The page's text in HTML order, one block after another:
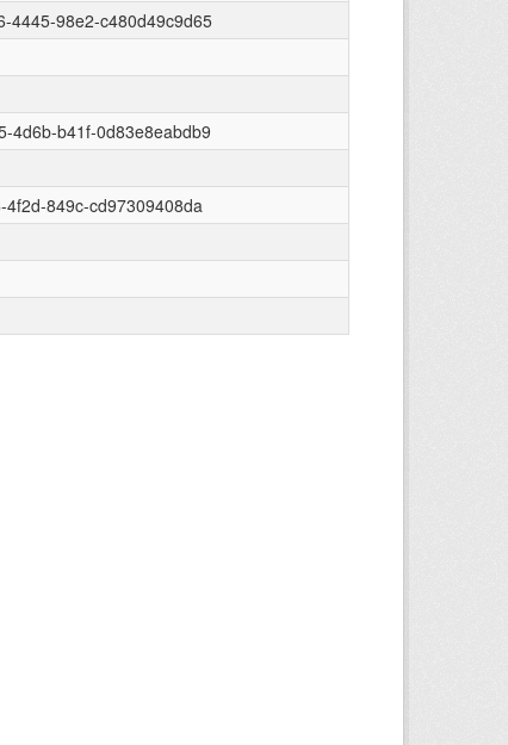
4445-98e2-c480d49c9d65
4d6b-b41f-0d83e8eabdb9
4f2d-849c-cd97309408da